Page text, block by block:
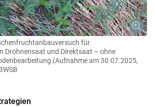
für
Drohnensaat und Direktsaat – ohne
(Aufnahme am 30.07.2025,